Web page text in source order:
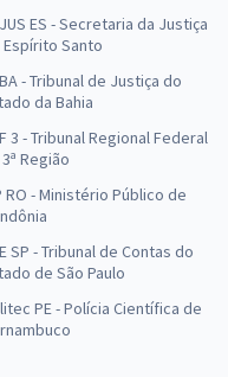
ES - Secretaria da Justiça
Santo
- Tribunal de Justiça do
da Bahia
3 - Tribunal Regional Federal
Região
RO - Ministério Público de
SP - Tribunal de Contas do
de São Paulo
PE - Polícia Científica de